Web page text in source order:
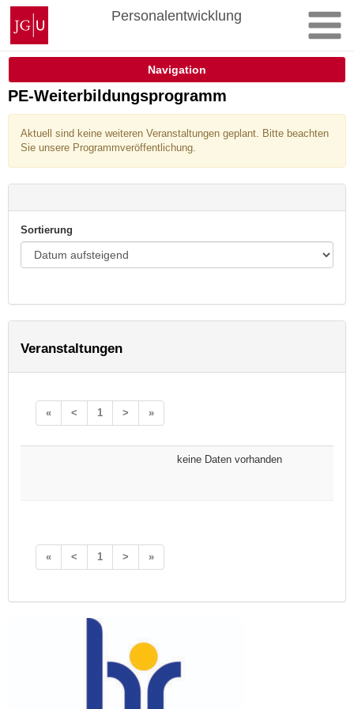
Zum
Inhalt
springen
Johannes
Gutenberg-
Universität
Personalentwicklung
Navigation
PE-Weiterbildungsprogramm
Aktuell sind keine weiteren Veranstaltungen geplant. Bitte beachten
Sie unsere Programmveröffentlichung.
Sortierung
Veranstaltungen
« < 1 > »
keine Daten vorhanden
« < 1 > »